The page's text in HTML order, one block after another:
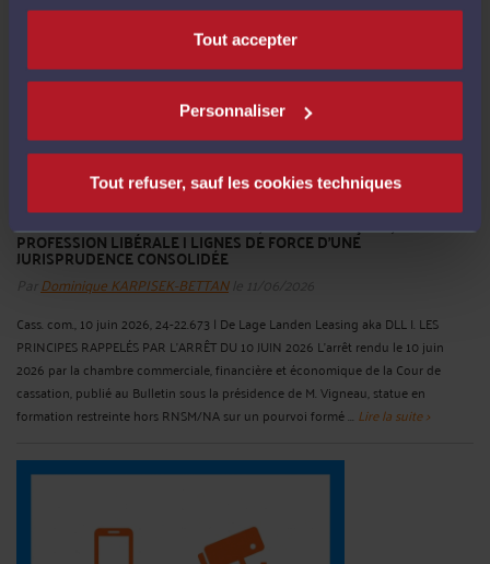
Tout accepter
Personnaliser
Tout refuser, sauf les cookies techniques
L’ARTICLE L. 221-3 DU CODE DE LA CONSOMMATION: CONTRATS
B2B ET PROTECTION DE L’ARTISAN, DU COMMERÇANT, DE LA
PROFESSION LIBÉRALE | LIGNES DE FORCE D’UNE
JURISPRUDENCE CONSOLIDÉE
Par Dominique KARPISEK-BETTANle 11/06/2026
Cass. com., 10 juin 2026, 24-22.673 | De Lage Landen Leasing aka DLL I. LES
PRINCIPES RAPPELÉS PAR L’ARRÊT DU 10 JUIN 2026 L’arrêt rendu le 10 juin
2026 par la chambre commerciale, financière et économique de la Cour de
cassation, publié au Bulletin sous la présidence de M. Vigneau, statue en
formation restreinte hors RNSM/NA sur un pourvoi formé ... Lire la suite >